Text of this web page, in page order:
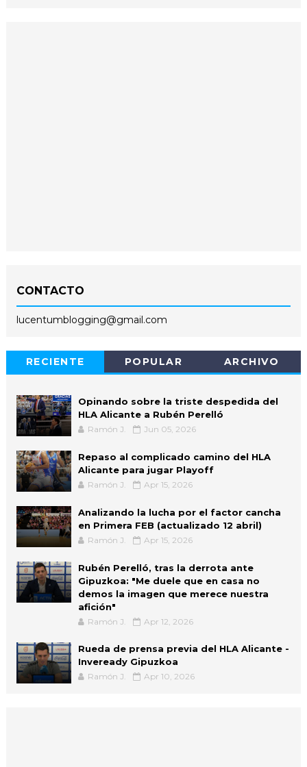
CONTACTO
lucentumblogging@gmail.com
RECIENTE POPULAR ARCHIVO
Opinando sobre la triste despedida del
HLA Alicante a Rubén Perelló
Ramón J. Jun 05, 2026
Repaso al complicado camino del HLA
Alicante para jugar Playoff
Ramón J. Apr 15, 2026
Analizando la lucha por el factor cancha
en Primera FEB (actualizado 12 abril)
Ramón J. Apr 15, 2026
Rubén Perelló, tras la derrota ante
Gipuzkoa: "Me duele que en casa no
demos la imagen que merece nuestra
afición"
Ramón J. Apr 12, 2026
Rueda de prensa previa del HLA Alicante -
Inveready Gipuzkoa
Ramón J. Apr 10, 2026